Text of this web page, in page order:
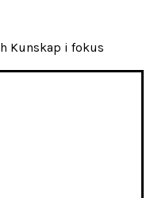
Kunskap i fokus